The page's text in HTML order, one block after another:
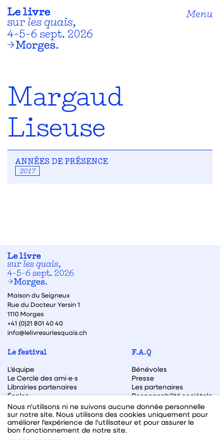
Menu
Margaud
Liseuse
ANNÉES DE PRÉSENCE
2017
Maison du Seigneux
Rue du Docteur Yersin 1
1110 Morges
+41 (0)21 801 40 40
info@lelivresurlesquais.ch
Le festival
L’équipe
Le Cercle des ami·e·s
Librairies partenaires
Écoles
F.A.Q
Bénévoles
Presse
Les partenaires
Responsabilité sociétale
Archive des éditions
Archive des autrices et auteurs
Nous n'utilisons ni ne suivons aucune donnée personnelle
sur notre site. Nous utilisons des cookies uniquement pour
améliorer l'expérience de l'utilisateur et pour assurer le
bon fonctionnement de notre site.